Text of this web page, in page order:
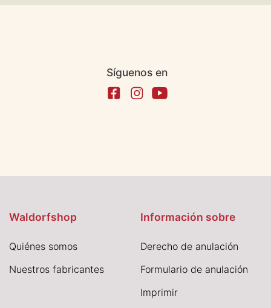
Síguenos en
Waldorfshop
Quiénes somos
Nuestros fabricantes
Información sobre
Derecho de anulación
Formulario de anulación
Imprimir